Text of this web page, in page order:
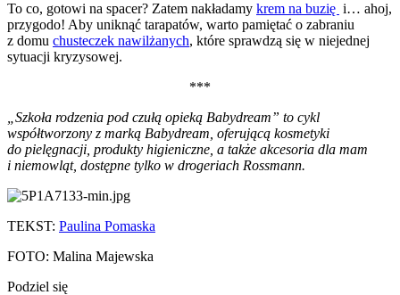
To co, gotowi na spacer? Zatem nakładamy krem na buzię i… ahoj,
przygodo! Aby uniknąć tarapatów, warto pamiętać o zabraniu
z domu chusteczek nawilżanych, które sprawdzą się w niejednej
sytuacji kryzysowej.
***
„Szkoła rodzenia pod czułą opieką Babydream” to cykl
współtworzony z marką Babydream, oferującą kosmetyki
do pielęgnacji, produkty higieniczne, a także akcesoria dla mam
i niemowląt, dostępne tylko w drogeriach Rossmann.
TEKST: Paulina Pomaska
FOTO: Malina Majewska
Podziel się